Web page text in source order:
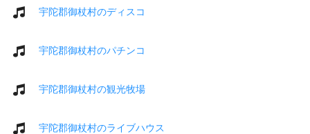
宇陀郡御杖村のディスコ
宇陀郡御杖村のパチンコ
宇陀郡御杖村の観光牧場
宇陀郡御杖村のライブハウス